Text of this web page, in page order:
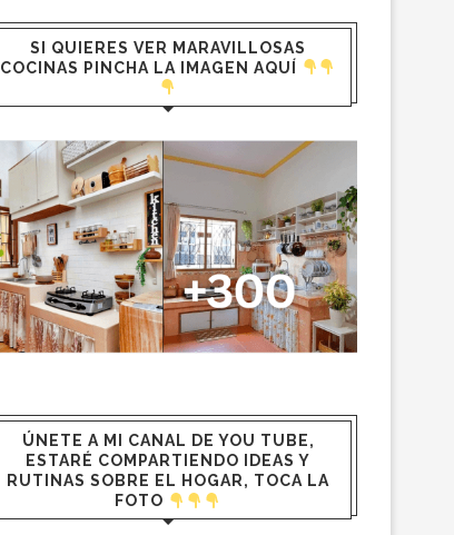
SI QUIERES VER MARAVILLOSAS
COCINAS PINCHA LA IMAGEN AQUÍ
ÚNETE A MI CANAL DE YOU TUBE,
ESTARÉ COMPARTIENDO IDEAS Y
RUTINAS SOBRE EL HOGAR, TOCA LA
FOTO